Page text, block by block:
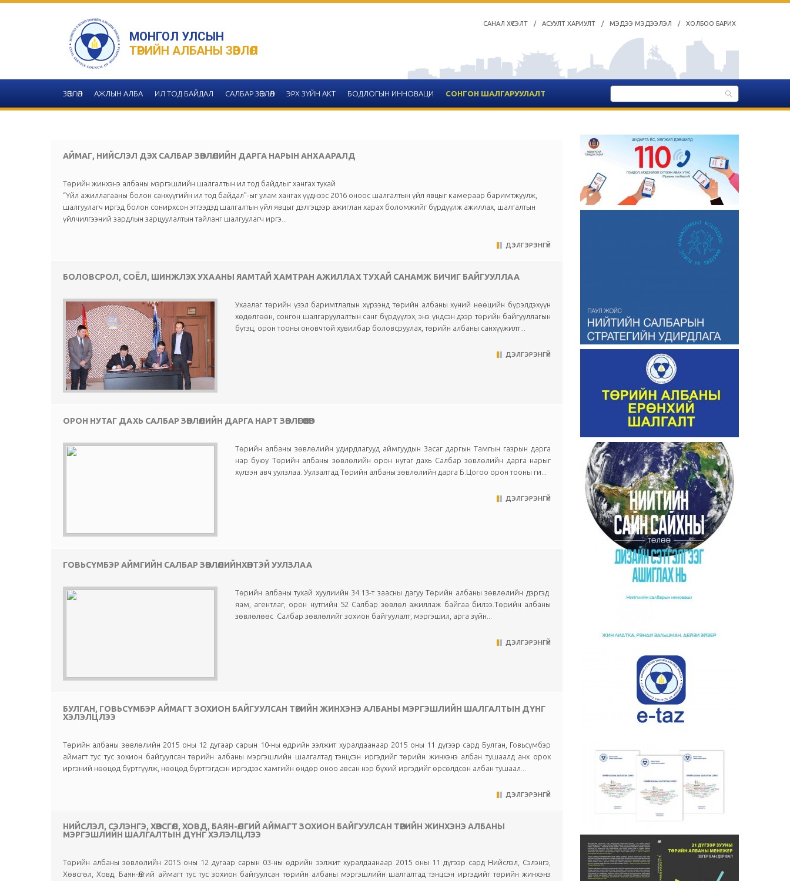
МОНГОЛ УЛСЫН
ТӨРИЙН АЛБАНЫ ЗӨВЛӨЛ
САНАЛ ХҮСЭЛТ / АСУУЛТ ХАРИУЛТ / МЭДЭЭ МЭДЭЭЛЭЛ / ХОЛБОО БАРИХ
ЗӨВЛӨЛ АЖЛЫН АЛБА ИЛ ТОД БАЙДАЛ САЛБАР ЗӨВЛӨЛ ЭРХ ЗҮЙН АКТ БОДЛОГЫН ИННОВАЦИ СОНГОН ШАЛГАРУУЛАЛТ
АЙМАГ, НИЙСЛЭЛ ДЭХ САЛБАР ЗӨВЛӨЛИЙН ДАРГА НАРЫН АНХААРАЛД
Төрийн жинхэнэ албаны мэргэшлийн шалгалтын ил тод байдлыг хангах тухай
“Үйл ажиллагааны болон санхүүгийн ил тод байдал”-ыг улам хангах үүднээс 2016 оноос шалгалтын үйл явцыг камераар баримтжуулж,
шалгуулагч иргэд болон сонирхсон этгээдэд шалгалтын үйл явцыг дэлгэцээр ажиглан харах боломжийг бүрдүүлж ажиллах, шалгалтын
үйлчилгээний зардлын зарцуулалтын тайланг шалгуулагч иргэ...
ДЭЛГЭРЭНГҮЙ
БОЛОВСРОЛ, СОЁЛ, ШИНЖЛЭХ УХААНЫ ЯАМТАЙ ХАМТРАН АЖИЛЛАХ ТУХАЙ САНАМЖ БИЧИГ БАЙГУУЛЛАА
Ухаалаг төрийн үзэл баримтлалын хүрээнд төрийн албаны хүний нөөцийн бүрэлдэхүүн
хөдөлгөөн, сонгон шалгаруулалтын санг бүрдүүлэх, энэ үндсэн дээр төрийн байгууллагын
бүтэц, орон тооны оновчтой хувилбар боловсруулах, төрийн албаны санхүүжилт...
ДЭЛГЭРЭНГҮЙ
ОРОН НУТАГ ДАХЬ САЛБАР ЗӨВЛӨЛИЙН ДАРГА НАРТ ЗӨВЛӨГӨӨ ӨГӨВ
Төрийн албаны зөвлөлийн удирдлагууд аймгуудын Засаг даргын Тамгын газрын дарга
нар буюу Төрийн албаны зөвлөлийн орон нутаг дахь Салбар зөвлөлийн дарга нарыг
хүлээн авч уулзлаа. Уулзалтад Төрийн албаны зөвлөлийн дарга Б.Цогоо орон тооны ги...
ДЭЛГЭРЭНГҮЙ
ГОВЬСҮМБЭР АЙМГИЙН САЛБАР ЗӨВЛӨЛИЙНХӨНТЭЙ УУЛЗЛАА
Төрийн албаны тухай хуулиийн 34.13-т заасны дагуу Төрийн албаны зөвлөлийн дэргэд
яам, агентлаг, орон нутгийн 52 Салбар зөвлөл ажиллаж байгаа билээ.Төрийн албаны
зөвлөлөөс Салбар зөвлөлийг зохион байгуулалт, мэргэшил, арга зүйн...
ДЭЛГЭРЭНГҮЙ
БУЛГАН, ГОВЬСҮМБЭР АЙМАГТ ЗОХИОН БАЙГУУЛСАН ТӨРИЙН ЖИНХЭНЭ АЛБАНЫ МЭРГЭШЛИЙН ШАЛГАЛТЫН ДҮНГ
ХЭЛЭЛЦЛЭЭ
Төрийн албаны зөвлөлийн 2015 оны 12 дугаар сарын 10-ны өдрийн ээлжит хуралдаанаар 2015 оны 11 дүгээр сард Булган, Говьсүмбэр
аймагт тус тус зохион байгуулсан төрийн албаны мэргэшлийн шалгалтад тэнцсэн иргэдийг төрийн жинхэнэ албан тушаалд анх орох
иргэний нөөцөд бүртгүүлж, нөөцөд бүртгэгдсэн иргэдээс хамгийн өндөр оноо авсан нэр бүхий иргэдийг өрсөлдсөн албан тушаал...
ДЭЛГЭРЭНГҮЙ
НИЙСЛЭЛ, СЭЛЭНГЭ, ХӨВСГӨЛ, ХОВД, БАЯН-ӨЛГИЙ АЙМАГТ ЗОХИОН БАЙГУУЛСАН ТӨРИЙН ЖИНХЭНЭ АЛБАНЫ
МЭРГЭШЛИЙН ШАЛГАЛТЫН ДҮНГ ХЭЛЭЛЦЛЭЭ
Төрийн албаны зөвлөлийн 2015 оны 12 дугаар сарын 03-ны өдрийн ээлжит хуралдаанаар 2015 оны 11 дүгээр сард Нийслэл, Сэлэнгэ,
Хөвсгөл, Ховд, Баян-Өлгий аймагт тус тус зохион байгуулсан төрийн албаны мэргэшлийн шалгалтад тэнцсэн иргэдийг төрийн жинхэнэ